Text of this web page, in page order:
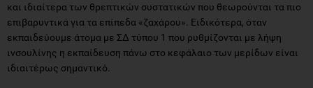
και ιδιαίτερα των θρεπτικών συστατικών που θεωρούνται τα πιο
επιβαρυντικά για τα επίπεδα «ζαχάρου». Ειδικότερα, όταν
εκπαιδεύουμε άτομα με ΣΔ τύπου 1 που ρυθμίζονται με λήψη
ινσουλίνης η εκπαίδευση πάνω στο κεφάλαιο των μερίδων είναι
ιδιαιτέρως σημαντικό.